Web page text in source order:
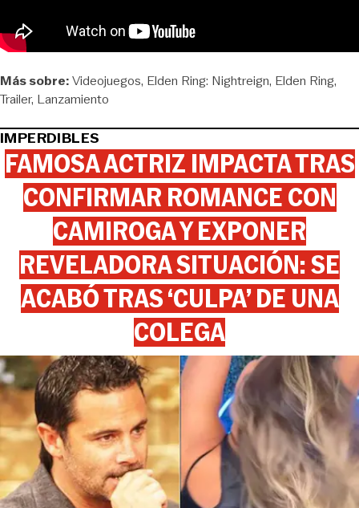
Más sobre:Videojuegos Elden Ring: Nightreign Elden Ring
Trailer Lanzamiento
IMPERDIBLES
FAMOSA ACTRIZ IMPACTA TRAS
CONFIRMAR ROMANCE CON
CAMIROGA Y EXPONER
REVELADORA SITUACIÓN: SE
ACABÓ TRAS ‘CULPA’ DE UNA
COLEGA